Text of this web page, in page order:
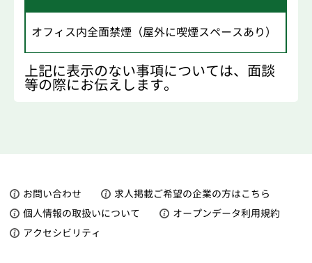
オフィス内全面禁煙（屋外に喫煙スペースあり）
上記に表示のない事項については、面談
等の際にお伝えします。
お問い合わせ
求人掲載ご希望の企業の方はこちら
個人情報の取扱いについて
オープンデータ利用規約
アクセシビリティ